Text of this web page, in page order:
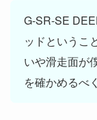
G-SR-SE
ッドというこ
いや滑走面が
を確かめるべ